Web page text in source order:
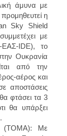
άμυνα με
η
Sky Shield
με
ΕΑΣ-IDE), το
Ουκρανία
από την
αέρος και
αποστάσεις
φτάσει τα 3
θα υπάρξει
(ΤΟΜΑ): Με